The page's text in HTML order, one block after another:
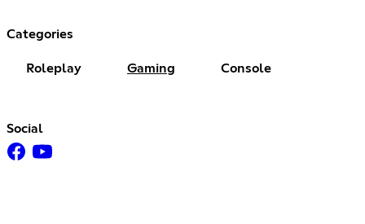
Categories
Roleplay Gaming Console
Social